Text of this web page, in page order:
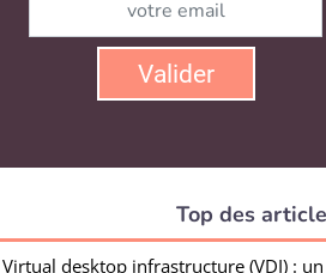
environnement de travail numérique complet...
Que devient le métier d’enseignant ?
Dans le cadre du Printemps de la recherche en
éducation 2026 organisée par le Réseau des Inspé
d’avoir un enfant »
pas chose courante. Entre peur de la...
IA à l’université : résister ou s’adapter ?